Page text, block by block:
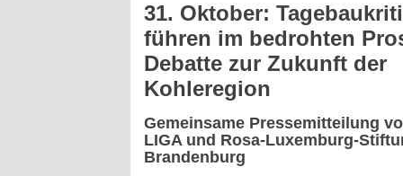
31. Oktober:
führen im bedrohten
Debatte zur Zukunft der
Kohleregion
Gemeinsame Pressemitteilung
LIGA und Rosa-Luxemburg-
Brandenburg